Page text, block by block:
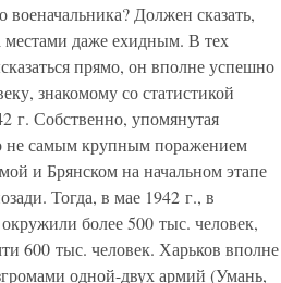
Должен сказать,
местами даже ехидным. В тех
прямо, он вполне успешно
знакомому со статистикой
г. Собственно, упомянутая
не самым крупным поражением
и Брянском на начальном этапе
Тогда, в мае 1942 г., в
более 500 тыс. человек,
600 тыс. человек. Харьков вполне
одной-двух армий (Умань,